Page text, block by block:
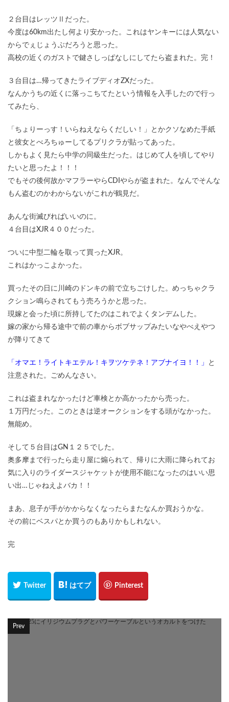
２台目はレッツⅡだった。
今度は60km出たし何より安かった。これはヤンキーには人気ない
からでぇじょうぶだろうと思った。
高校の近くのガストで鍵さしっぱなしにしてたら盗まれた。完！
３台目は…帰ってきたライブディオZXだった。
なんかうちの近くに落っこちてたという情報を入手したので行っ
てみたら、
「ちょりーっす！いらねえならくだしい！」とかクソなめた手紙
と彼女とべろちゅーしてるプリクラが貼ってあった。
しかもよく見たら中学の同級生だった。はじめて人を頃してやり
たいと思ったよ！！！
でもその後何故かマフラーやらCDIやらが盗まれた。なんでそんな
もん盗むのかわからないがこれが鶴見だ。
あんな街滅びればいいのに。
４台目はXJR４００だった。
ついに中型二輪を取って買ったXJR。
これはかっこよかった。
買ったその日に川崎のドンキの前で立ちごけした。めっちゃクラ
クション鳴らされてもう売ろうかと思った。
現嫁と会った頃に所持してたのはこれでよくタンデムした。
嫁の家から帰る途中で前の車からボブサップみたいなやべえやつ
が降りてきて
「オマエ！ライトキエテル！キヲツケテネ！アブナイヨ！！」
と
注意された。ごめんなさい。
これは盗まれなかったけど車検とか高かったから売った。
１万円だった。このときは逆オークションをする頭がなかった。
無能め。
そして５台目はGN１２５でした。
奥多摩まで行ったら走り屋に煽られて、帰りに大雨に降られてお
気に入りのライダースジャケットが使用不能になったのはいい思
い出…じゃねえよバカ！！
まあ、息子が手がかからなくなったらまたなんか買おうかな。
その前にベスパとか買うのもありかもしれない。
完
Prev